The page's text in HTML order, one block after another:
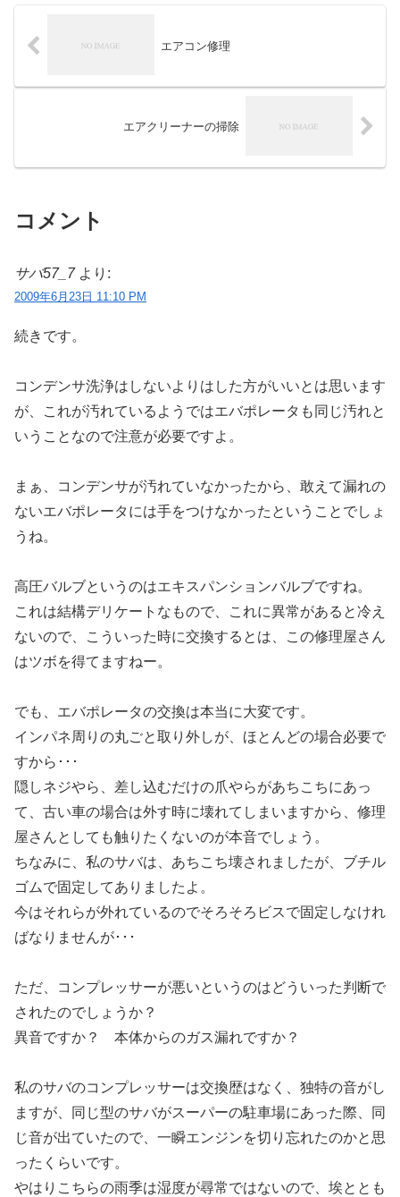
エアコン修理
エアクリーナーの掃除
コメント
サバ57_7 より:
2009年6月23日 11:10 PM
続きです。
コンデンサ洗浄はしないよりはした方がいいとは思います
が、これが汚れているようではエバポレータも同じ汚れと
いうことなので注意が必要ですよ。
まぁ、コンデンサが汚れていなかったから、敢えて漏れの
ないエバポレータには手をつけなかったということでしょ
うね。
高圧バルブというのはエキスパンションバルブですね。
これは結構デリケートなもので、これに異常があると冷え
ないので、こういった時に交換するとは、この修理屋さん
はツボを得てますねー。
でも、エバポレータの交換は本当に大変です。
インパネ周りの丸ごと取り外しが、ほとんどの場合必要で
すから･･･
隠しネジやら、差し込むだけの爪やらがあちこちにあっ
て、古い車の場合は外す時に壊れてしまいますから、修理
屋さんとしても触りたくないのが本音でしょう。
ちなみに、私のサバは、あちこち壊されましたが、ブチル
ゴムで固定してありましたよ。
今はそれらが外れているのでそろそろビスで固定しなけれ
ばなりませんが･･･
ただ、コンプレッサーが悪いというのはどういった判断で
されたのでしょうか？
異音ですか？ 本体からのガス漏れですか？
私のサバのコンプレッサーは交換歴はなく、独特の音がし
ますが、同じ型のサバがスーパーの駐車場にあった際、同
じ音が出ていたので、一瞬エンジンを切り忘れたのかと思
ったくらいです。
やはりこちらの雨季は湿度が尋常ではないので、埃ととも